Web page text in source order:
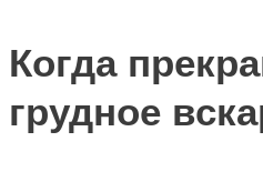
Когда
грудное